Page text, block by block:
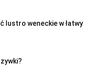
lustro weneckie w łatwy